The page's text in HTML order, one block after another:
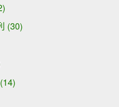
(30)